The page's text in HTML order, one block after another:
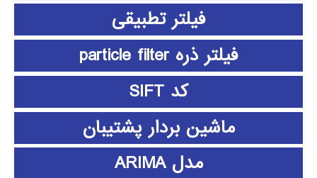
فیلتر تطبیقی
فیلتر ذره particle filter
کد SIFT
ماشین بردار پشتیبان
مدل ARIMA